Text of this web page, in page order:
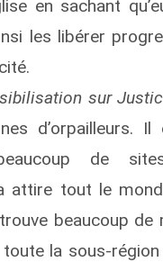
en sachant
les libérer
sur
d’orpailleurs. Il
de
attire tout le
beaucoup de
la sous-